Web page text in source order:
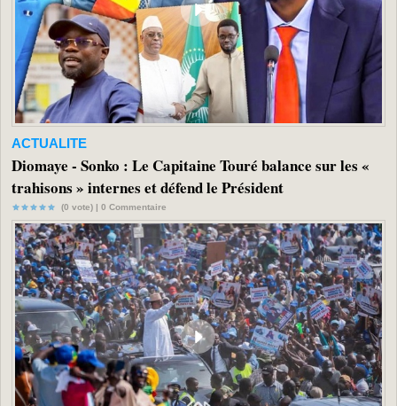
ACTUALITE
Diomaye - Sonko : Le Capitaine Touré balance sur les «
trahisons » internes et défend le Président
(0 vote) | 0 Commentaire